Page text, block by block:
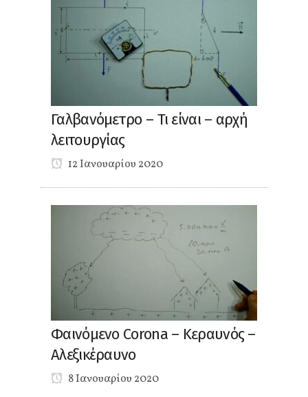
Γαλβανόμετρο – Τι είναι – αρχή
λειτουργίας
12 Ιανουαρίου 2020
Φαινόμενο Corona – Κεραυνός –
Αλεξικέραυνο
8 Ιανουαρίου 2020